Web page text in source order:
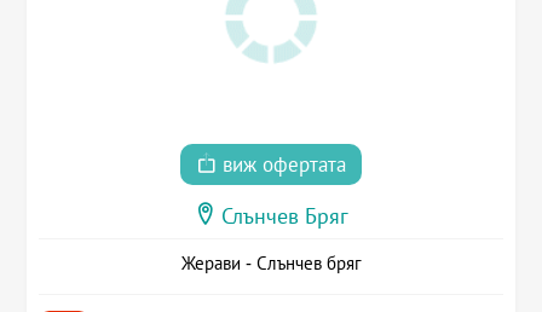
виж офертата
Слънчев Бряг
Жерави - Слънчев бряг